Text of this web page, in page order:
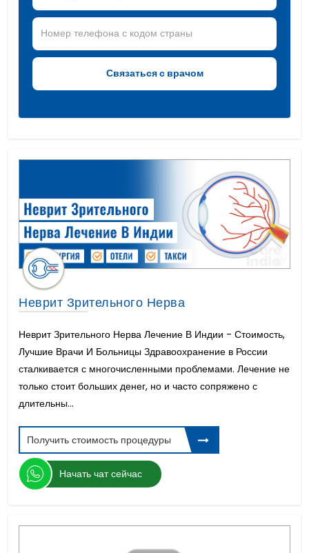
Неврит Зрительного Нерва
Неврит Зрительного Нерва Лечение В Индии - Стоимость,
Лучшие Врачи И Больницы Здравоохранение в России
сталкивается с многочисленными проблемами. Лечение не
только стоит больших денег, но и часто сопряжено с
длительны...
Получить стоимость процедуры
Начать чат сейчас